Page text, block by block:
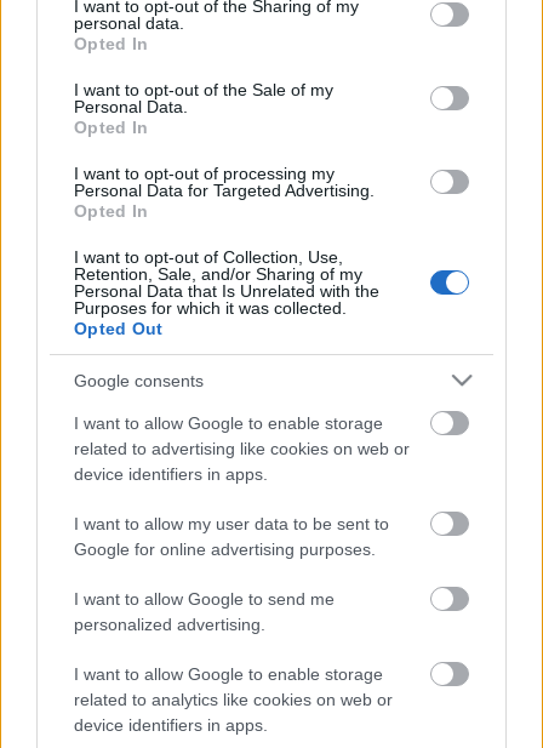
not limited to your visit or usage behaviour. You may click to
grant or deny consent to Google and its third-party tags to
use your data for below specified purposes in below Google
consent section.
I want to opt-out of the Sharing of my
personal data.
Opted In
I want to opt-out of the Sale of my
Personal Data.
Opted In
I want to opt-out of processing my
Personal Data for Targeted Advertising.
Opted In
I want to opt-out of Collection, Use,
Retention, Sale, and/or Sharing of my
Personal Data that Is Unrelated with the
Purposes for which it was collected.
Opted Out
Google consents
I want to allow Google to enable storage
related to advertising like cookies on web or
device identifiers in apps.
I want to allow my user data to be sent to
Google for online advertising purposes.
I want to allow Google to send me
personalized advertising.
I want to allow Google to enable storage
related to analytics like cookies on web or
device identifiers in apps.
ne kapja a lábas. A feldarabolt répa felét és a
burgonyát az edénybe dobjuk, majd öntünk
párolni az alapot. Természetesen jöhet a lencse is
most már, de annak is csak a felét öntjük az
ne dobjuk bele az edénybe - mert ezt az alapot még
később mixelni kell.
Amikor a zöldségek már bepuhultak, akkor jöhet a
botmixer, amivel ha nem is teljesen krémesre
mixeljük a főzelékünk alapját. Ekkor jöhetnek a
babér levelek, a maradék répa és lencse, na meg
még igény szerin víz, só és esetleg chili.